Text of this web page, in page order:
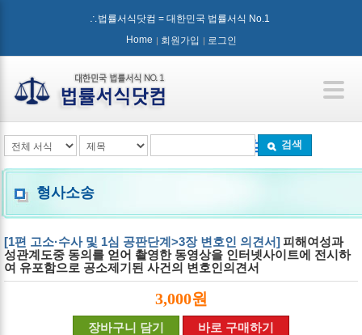
∴법률서식닷컴 = 대한민국 법률서식 No.1
Home
회원가입 로그인
검색
형사소송
[1편 고소·수사 및 1심 공판단계>3장 변호인 의견서]피해여성과
성관계도중 동의를 얻어 촬영한 동영상을 인터넷사이트에 전시하
여 유포함으로 공소제기된 사건의 변호인의견서
3,000원
장바구니 담기 바로 구매하기